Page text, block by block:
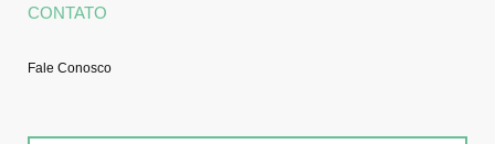
CONTATO
Fale Conosco